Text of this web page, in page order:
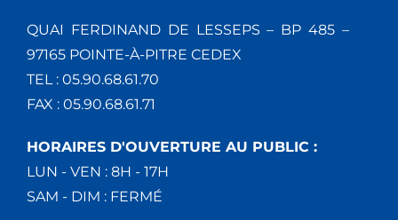
QUAI FERDINAND DE LESSEPS – BP 485 –
97165 POINTE-À-PITRE CEDEX
TEL : 05.90.68.61.70
FAX : 05.90.68.61.71
HORAIRES D'OUVERTURE AU PUBLIC :
LUN - VEN : 8H - 17H
SAM - DIM : FERMÉ